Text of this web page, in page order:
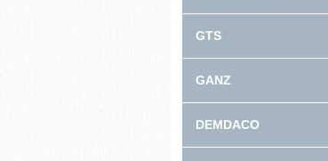
GTS
GANZ
DEMDACO